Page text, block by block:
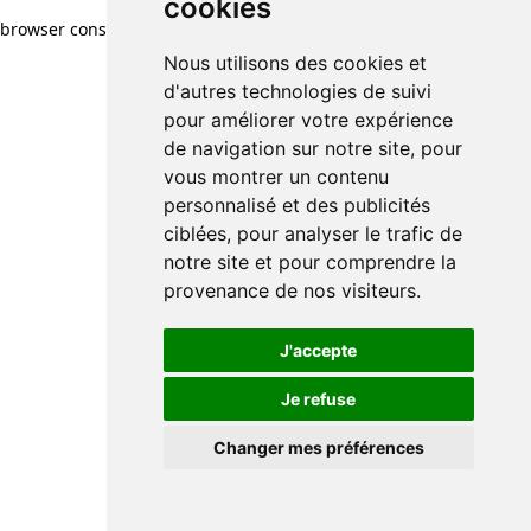
cookies
Nous utilisons des cookies et
d'autres technologies de suivi
pour améliorer votre expérience
de navigation sur notre site, pour
vous montrer un contenu
personnalisé et des publicités
ciblées, pour analyser le trafic de
notre site et pour comprendre la
provenance de nos visiteurs.
J'accepte
Je refuse
Changer mes préférences
browser console for more information)